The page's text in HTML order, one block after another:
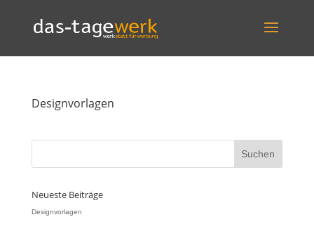
Designvorlagen
Neueste Beiträge
Designvorlagen